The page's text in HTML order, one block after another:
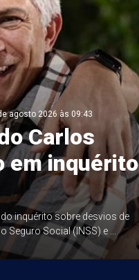
agosto 2026 às 09:43
Carlos
em inquérito
inquérito sobre desvios de
Social (INSS) e ...